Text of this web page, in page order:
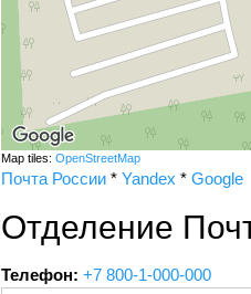
Map tiles: OpenStreetMap
Почта России * Yandex * Google
Отделение
Телефон: +7 800-1-000-000